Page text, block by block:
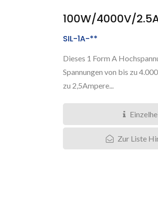
100W/4000V/
SIL-1A-**
Dieses 1 Form A
Spannungen von bis zu
zu 2,5Ampere...
Zur Liste